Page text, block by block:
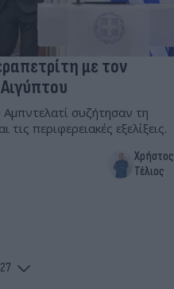
με τον
συζήτησαν τη
περιφερειακές εξελίξεις.
Χρήστος
Τέλιος
27